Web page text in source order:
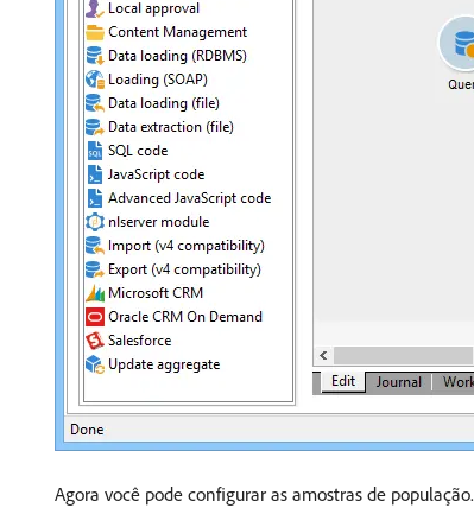
Agora você pode configurar as amostras de população.